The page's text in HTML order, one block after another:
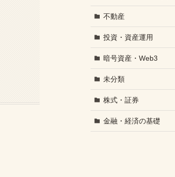
不動産
投資・資産運用
暗号資産・Web3
未分類
株式・証券
金融・経済の基礎